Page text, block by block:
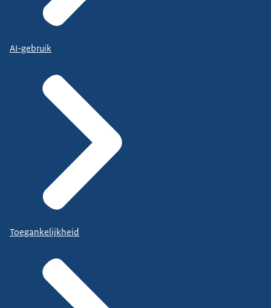
AI-gebruik
Toegankelijkheid